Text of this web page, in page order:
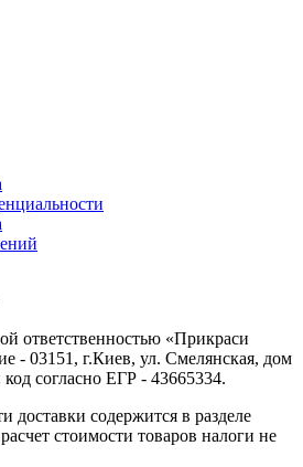
ответственностью «Прикраси
- 03151, г.Киев, ул. Смелянская, дом
согласно ЕГР - 43665334.
доставки содержится в разделе
стоимости товаров налоги не